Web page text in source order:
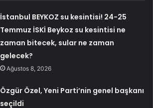
İstanbul BEYKOZ su kesintisi! 24-25
Temmuz İSKİ Beykoz su kesintisi ne
zaman bitecek, sular ne zaman
gelecek?
Ağustos 8, 2026
Özgür Özel, Yeni Parti’nin genel başkanı
seçildi